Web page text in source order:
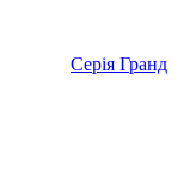
Серія Гранд